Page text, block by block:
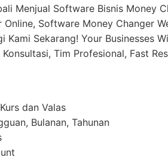
Menjual Software Bisnis Money
Software Money Changer
Kami Sekarang! Your Businesses
Tim Profesional, Fast
dan Valas
Bulanan, Tahunan